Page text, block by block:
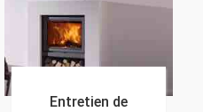
Entretien de